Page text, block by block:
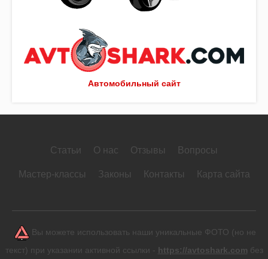
Автомобильный сайт
Статьи О нас Отзывы Вопросы
Мастер-классы Законы Контакты Карта сайта
Вы можете использовать наши уникальные ФОТО (но не
текст) при указании активной ссылки - https://avtoshark.com без